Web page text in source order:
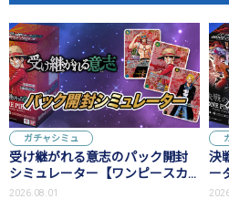
ガチャシミュ
受け継がれる意志のパック開封
シミュレーター【ワンピースカ
ード】
2026.08.01
決
ー